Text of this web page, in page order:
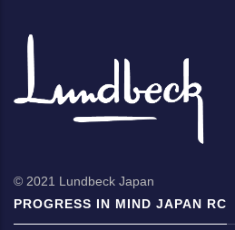
© 2021 Lundbeck Japan
PROGRESS IN MIND JAPAN RC